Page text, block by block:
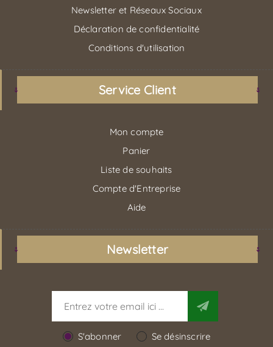
Newsletter et Réseaux Sociaux
Déclaration de confidentialité
Conditions d'utilisation
Service Client
Mon compte
Panier
Liste de souhaits
Compte d'Entreprise
Aide
Newsletter
S'abonner Se désinscrire